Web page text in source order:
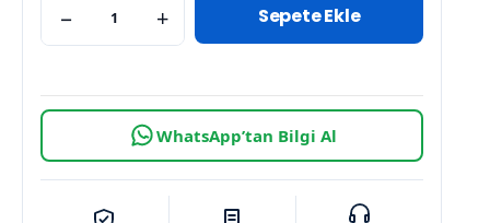
− + Sepete Ekle
WhatsApp’tan Bilgi Al